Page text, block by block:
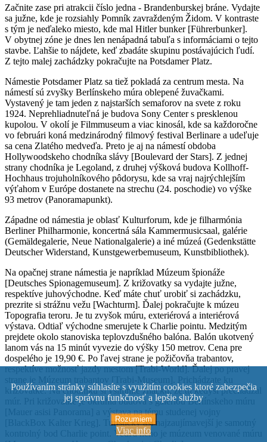
Začnite zase pri atrakcii číslo jedna - Brandenburskej bráne. Vydajte
sa južne, kde je rozsiahly Pomník zavraždeným Židom. V kontraste
s tým je neďaleko miesto, kde mal Hitler bunker [Führerbunker].
V obytnej zóne je dnes len nenápadná tabuľa s informáciami o tejto
stavbe. Ľahšie to nájdete, keď zbadáte skupinu postávajúcich ľudí.
Z tejto malej zachádzky pokračujte na Potsdamer Platz.
Námestie Potsdamer Platz sa tiež pokladá za centrum mesta. Na
námestí sú zvyšky Berlínskeho múra oblepené žuvačkami.
Vystavený je tam jeden z najstarších semaforov na svete z roku
1924. Neprehliadnuteľná je budova Sony Center s presklenou
kupolou. V okolí je Filmmuseum a viac kinosál, kde sa každoročne
vo februári koná medzinárodný filmový festival Berlinare a udeľuje
sa cena Zlatého medveďa. Preto je aj na námestí obdoba
Hollywoodskeho chodníka slávy [Boulevard der Stars]. Z jednej
strany chodníka je Legoland, z druhej výšková budova Kollhoff-
Hochhaus trojuholníkového pôdorysu, kde sa vraj najrýchlejším
výťahom v Európe dostanete na strechu (24. poschodie) vo výške
93 metrov (Panoramapunkt).
Západne od námestia je oblasť Kulturforum, kde je filharmónia
Berliner Philharmonie, koncertná sála Kammermusicsaal, galérie
(Gemäldegalerie, Neue Nationalgalerie) a iné múzeá (Gedenkstätte
Deutscher Widerstand, Kunstgewerbemuseum, Kunstbibliothek).
Na opačnej strane námestia je napríklad Múzeum špionáže
[Deutsches Spionagemuseum]. Z križovatky sa vydajte južne,
respektíve juhovýchodne. Keď máte chuť urobiť si zachádzku,
prezrite si strážnu vežu [Wachturm]. Ďalej pokračujte k múzeu
Topografia teroru. Je tu zvyšok múru, exteriérová a interiérová
výstava. Odtiaľ východne smerujete k Charlie pointu. Medzitým
prejdete okolo stanoviska teplovzdušného balóna. Balón ukotvený
lanom vás na 15 minút vyvezie do výšky 150 metrov. Cena pre
dospelého je 19,90 €. Po ľavej strane je požičovňa trabantov,
respektíve možnosť jazdy mestom [Trabi-World]. Ďalej po pravej
križovatke. Na chodníku si všimnite značku, že tu kedysi prechádzal
múr. Pri križovatke je okrúhla budova s galériou Berlínskeho múru
[Mauer asisi Panorama] a výstava na tému studenej vojny
[BlackBox Kalter Krieg]. Turisticky asi najzaujímavejší je samotný
kontrolný bod Charlie point. Vedľa neho je múzeum venované múru
Používaním stránky súhlasíte s využitím cookies ktoré zabezpečia
jej správnu funkčnosť a lepšie služby
Rozumiem
Viac info